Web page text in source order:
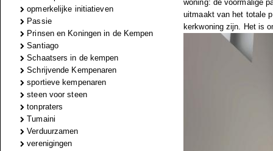
opmerkelijke initiatieven
Passie
Prinsen en Koningen in de Kempen
Santiago
Schaatsers in de kempen
Schrijvende Kempenaren
sportieve kempenaren
steen voor steen
tonpraters
Tumaini
Verduurzamen
verenigingen
woning: de voormalige
uitmaakt van het totale
kerkwoning zijn. Het is